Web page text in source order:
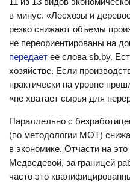
в минус. «Лесхозы и
резко снижают объемы
не переориентированы на
передает ее слова sb.by.
хозяйстве. Если
практически на уровне
«не хватает сырья для
Параллельно с
(по методологии МОТ)
в экономике. Отчасти на
Медведевой, за границей
часто это